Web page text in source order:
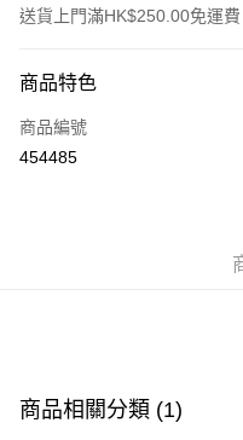
送貨上門滿HK$250.00免運費
信用卡
Apple Pay
付款後門市自取，訂單確認
商品特色
商品編號
454485
商品相關分類 (1)